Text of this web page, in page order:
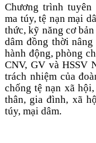
Chương trình tuyên
ma túy, tệ nạn mại
thức, kỹ năng cơ
dâm đồng thời
hành động, phòng
CNV, GV và HSSV
trách nhiệm của
chống tệ nạn xã
thân, gia đình, xã
túy, mại dâm.